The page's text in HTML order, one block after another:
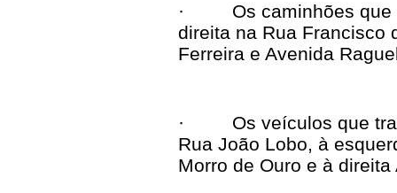
· Os caminhões que
direita na Rua Francisco
Ferreira e Avenida
·
Os veículos que
Rua João Lobo, à
Morro de Ouro e à